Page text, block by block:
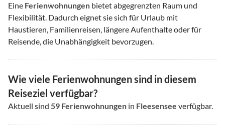
Eine Ferienwohnungen bietet abgegrenzten Raum und
Flexibilität. Dadurch eignet sie sich für Urlaub mit
Haustieren, Familienreisen, längere Aufenthalte oder für
Reisende, die Unabhängigkeit bevorzugen.
Wie viele Ferienwohnungen sind in diesem
Reiseziel verfügbar?
Aktuell sind 59 Ferienwohnungen in Fleesensee verfügbar.